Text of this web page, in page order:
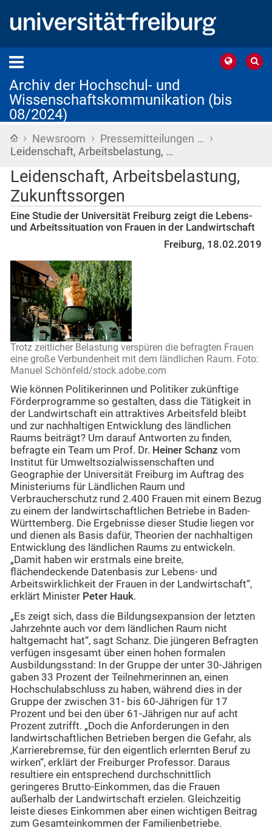
Archiv der Hochschul- und
Wissenschaftskommunikation (bis
08/2024)
Startseite
› Newsroom › Pressemitteilungen … ›
Leidenschaft, Arbeitsbelastung, …
Leidenschaft, Arbeitsbelastung,
Zukunftssorgen
Eine Studie der Universität Freiburg zeigt die Lebens-
und Arbeitssituation von Frauen in der Landwirtschaft
Freiburg, 18.02.2019
Trotz zeitlicher Belastung verspüren die befragten Frauen
eine große Verbundenheit mit dem ländlichen Raum. Foto:
Manuel Schönfeld/stock.adobe.com
Wie können Politikerinnen und Politiker zukünftige
Förderprogramme so gestalten, dass die Tätigkeit in
der Landwirtschaft ein attraktives Arbeitsfeld bleibt
und zur nachhaltigen Entwicklung des ländlichen
Raums beiträgt? Um darauf Antworten zu finden,
befragte ein Team um Prof. Dr. Heiner Schanz vom
Institut für Umweltsozialwissenschaften und
Geographie der Universität Freiburg im Auftrag des
Ministeriums für Ländlichen Raum und
Verbraucherschutz rund 2.400 Frauen mit einem Bezug
zu einem der landwirtschaftlichen Betriebe in Baden-
Württemberg. Die Ergebnisse dieser Studie liegen vor
und dienen als Basis dafür, Theorien der nachhaltigen
Entwicklung des ländlichen Raums zu entwickeln.
„Damit haben wir erstmals eine breite,
flächendeckende Datenbasis zur Lebens- und
Arbeitswirklichkeit der Frauen in der Landwirtschaft“,
erklärt Minister Peter Hauk.
„Es zeigt sich, dass die Bildungsexpansion der letzten
Jahrzehnte auch vor dem ländlichen Raum nicht
haltgemacht hat“, sagt Schanz. Die jüngeren Befragten
verfügen insgesamt über einen hohen formalen
Ausbildungsstand: In der Gruppe der unter 30-Jährigen
gaben 33 Prozent der Teilnehmerinnen an, einen
Hochschulabschluss zu haben, während dies in der
Gruppe der zwischen 31- bis 60-Jährigen für 17
Prozent und bei den über 61-Jährigen nur auf acht
Prozent zutrifft. „Doch die Anforderungen in den
landwirtschaftlichen Betrieben bergen die Gefahr, als
‚Karrierebremse‚ für den eigentlich erlernten Beruf zu
wirken“, erklärt der Freiburger Professor. Daraus
resultiere ein entsprechend durchschnittlich
geringeres Brutto-Einkommen, das die Frauen
außerhalb der Landwirtschaft erzielen. Gleichzeitig
leiste dieses Einkommen aber einen wichtigen Beitrag
zum Gesamteinkommen der Familienbetriebe.